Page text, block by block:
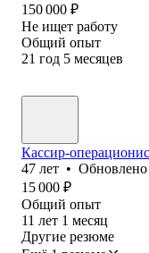
150 000 ₽
Не ищет работу
Общий опыт
21 год 5 месяцев
Кассир-
47 лет • Обновлено
15 000 ₽
Общий опыт
11 лет 1 месяц
Другие резюме